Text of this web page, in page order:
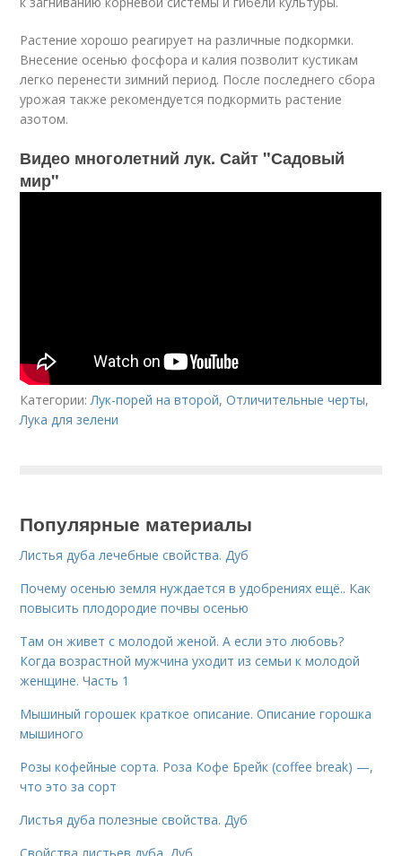
Растение хорошо реагирует на различные подкормки.
Внесение осенью фосфора и калия позволит кустикам
легко перенести зимний период. После последнего сбора
урожая также рекомендуется подкормить растение
азотом.
Видео многолетний лук. Сайт "Садовый
мир"
Категории:Лук-порей на второй,Отличительные черты,
Лука для зелени
Популярные материалы
Листья дуба лечебные свойства. Дуб
Почему осенью земля нуждается в удобрениях ещё.. Как
повысить плодородие почвы осенью
Там он живет с молодой женой. А если это любовь?
Когда возрастной мужчина уходит из семьи к молодой
женщине. Часть 1
Мышиный горошек краткое описание. Описание горошка
мышиного
Розы кофейные сорта. Роза Кофе Брейк (coffee break) —,
что это за сорт
Листья дуба полезные свойства. Дуб